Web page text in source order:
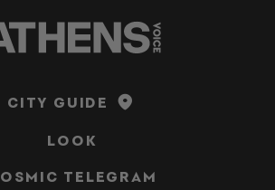
CITY GUIDE
LOOK
TELEGRAM